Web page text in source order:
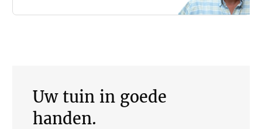
Uw tuin in goede
handen.